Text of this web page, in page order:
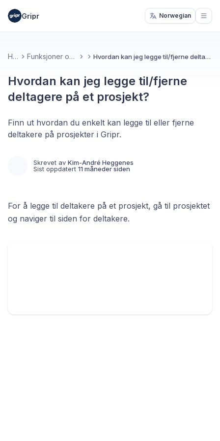
Gripr Norwegian
Hjem Funksjoner og verktøy Hvordan kan jeg legge til/fjerne deltagere på et prosjekt?
Hvordan kan jeg legge til/fjerne
deltagere på et prosjekt?
Finn ut hvordan du enkelt kan legge til eller fjerne
deltakere på prosjekter i Gripr.
Skrevet av Kim-André Heggenes
Sist oppdatert 11 måneder siden
For å legge til deltakere på et prosjekt, gå til prosjektet
og naviger til siden for deltakere.